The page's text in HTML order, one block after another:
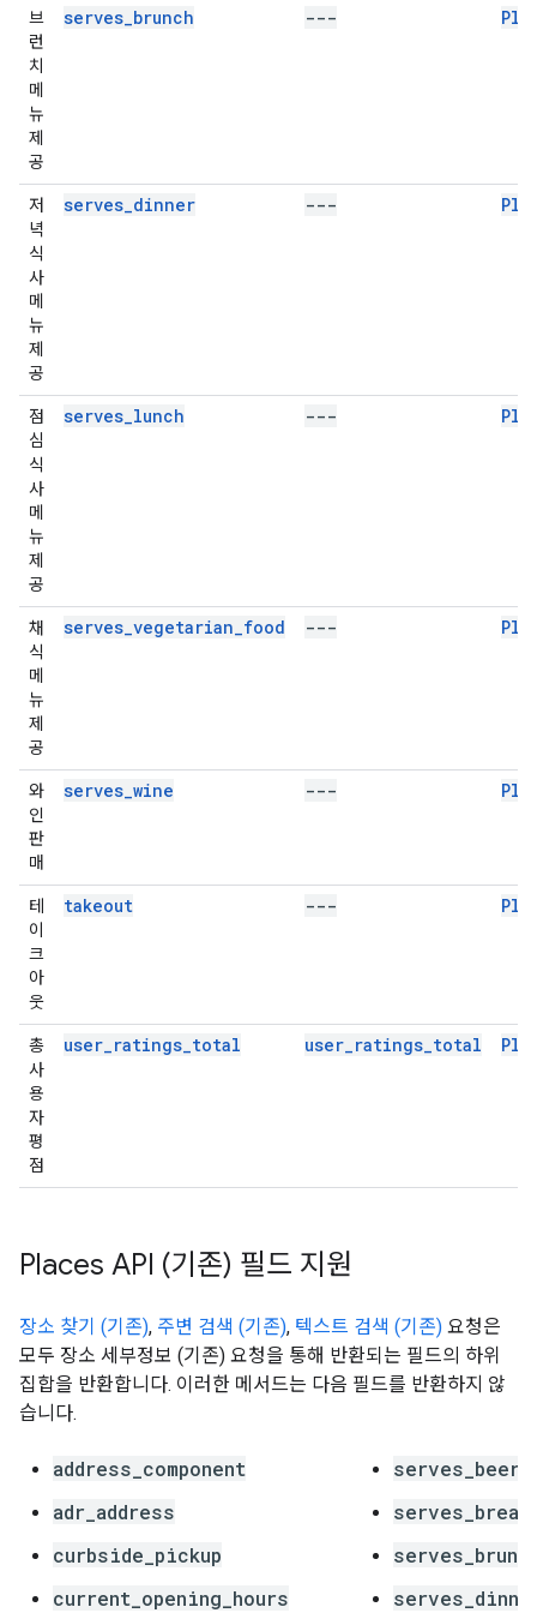
브
런
치
메
뉴
제
공
serves_brunch ---
저
녁
식
사
메
뉴
제
공
serves_dinner ---
점
심
식
사
메
뉴
제
공
serves_lunch ---
채
식
메
뉴
제
공
serves_vegetarian_food ---
와
인
판
매
serves_wine ---
테
이
크
아
웃
takeout ---
총
사
용
자
평
점
user_ratings_total user_ratings_total
Places API (기존) 필드 지원
장소 찾기 (기존), 주변 검색 (기존), 텍스트 검색 (기존) 요청은
모두 장소 세부정보 (기존) 요청을 통해 반환되는 필드의 하위
집합을 반환합니다. 이러한 메서드는 다음 필드를 반환하지 않
습니다.
address_component
adr_address
curbside_pickup
current_opening_hours
serves_beer